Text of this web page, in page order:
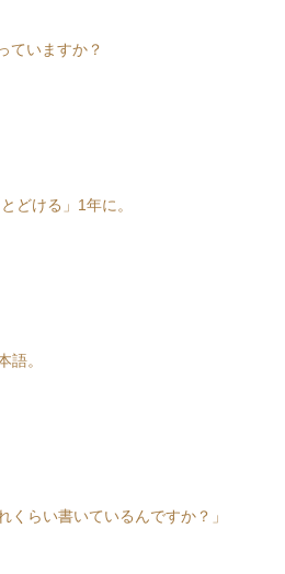
ていますか？
どける」1年に。
語。
くらい書いているんですか？」